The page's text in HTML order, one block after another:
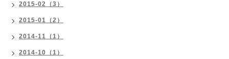
2015-02（3）
2015-01（2）
2014-11（1）
2014-10（1）